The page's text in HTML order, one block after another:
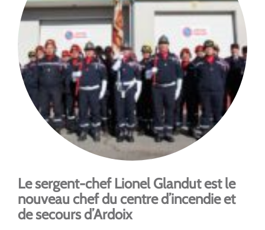
Le sergent-chef Lionel Glandut est le
nouveau chef du centre d’incendie et
de secours d’Ardoix